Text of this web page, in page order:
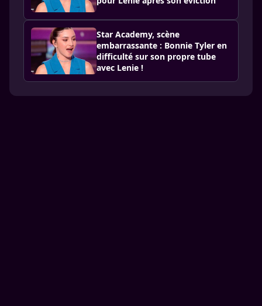
Star Academy, scène
embarrassante : Bonnie Tyler en
difficulté sur son propre tube
avec Lenie !